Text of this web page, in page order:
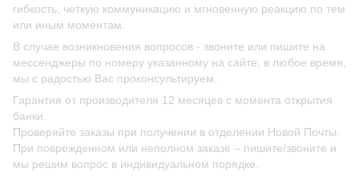
гибкость, четкую коммуникацию и мгновенную реакцию по тем
или иным моментам.
В случае возникновения вопросов - звоните или пишите на
мессенджеры по номеру указанному на сайте, в любое время,
мы с радостью Вас проконсультируем.
Гарантия от производителя 12 месяцев с момента открытия
банки.
Проверяйте заказы при получении в отделении Новой Почты.
При поврежденном или неполном заказе – пишите/звоните и
мы решим вопрос в индивидуальном порядке.